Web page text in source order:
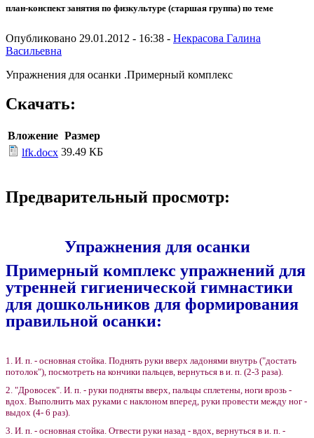
план-конспект занятия по физкультуре (старшая группа) по теме
Опубликовано 29.01.2012 - 16:38 - Некрасова Галина
Васильевна
Упражнения для осанки .Примерный комплекс
Скачать:
Вложение Размер
lfk.docx 39.49 КБ
Предварительный просмотр:
Упражнения для осанки
Примерный комплекс упражнений для
утренней гигиенической гимнастики
для дошкольников для формирования
правильной осанки:
1. И. п. - основная стойка. Поднять руки вверх ладонями внутрь ("достать
потолок"), посмотреть на кончики пальцев, вернуться в и. п. (2-3 раза).
2. "Дровосек". И. п. - руки подняты вверх, пальцы сплетены, ноги врозь -
вдох. Выполнить мах руками с наклоном вперед, руки провести между ног -
выдох (4- 6 раз).
3. И. п. - основная стойка. Отвести руки назад - вдох, вернуться в и. п. -